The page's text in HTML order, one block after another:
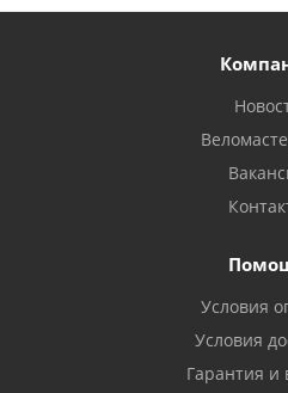
Условия
Условия
Гарантия и